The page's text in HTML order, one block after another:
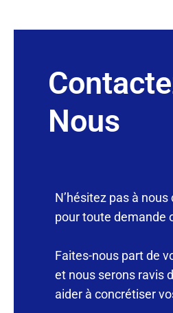
Nous
N’hésitez pas à
pour toute demande
Faites-nous part de
et nous serons ravis
aider à concrétiser